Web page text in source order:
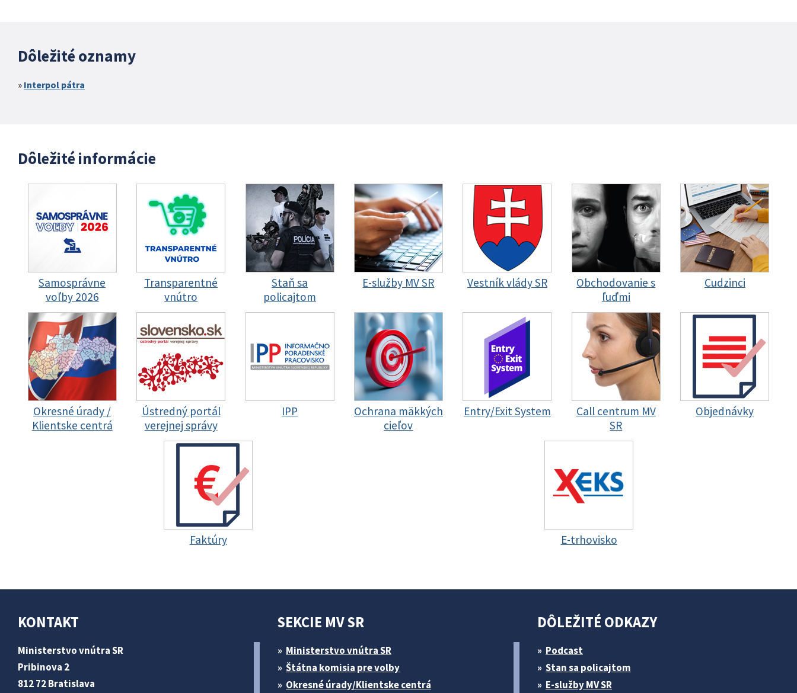
Dôležité oznamy
Interpol pátra
Dôležité informácie
Samosprávne
voľby 2026
Transparentné
vnútro
Staň sa
policajtom
E-služby MV SR Vestník vlády SR
Obchodovanie s
ľuďmi
Cudzinci
Okresné úrady /
Klientske centrá
Ústredný portál
verejnej správy
IPP
Ochrana mäkkých
cieľov
Entry/Exit System
Call centrum MV
SR
Objednávky
Faktúry E-trhovisko
KONTAKT
Ministerstvo vnútra SR
Pribinova 2
812 72 Bratislava
SEKCIE MV SR
Ministerstvo vnútra SR
Štátna komisia pre volby
Okresné úrady/Klientske centrá
DÔLEŽITÉ ODKAZY
Podcast
Stan sa policajtom
E-služby MV SR